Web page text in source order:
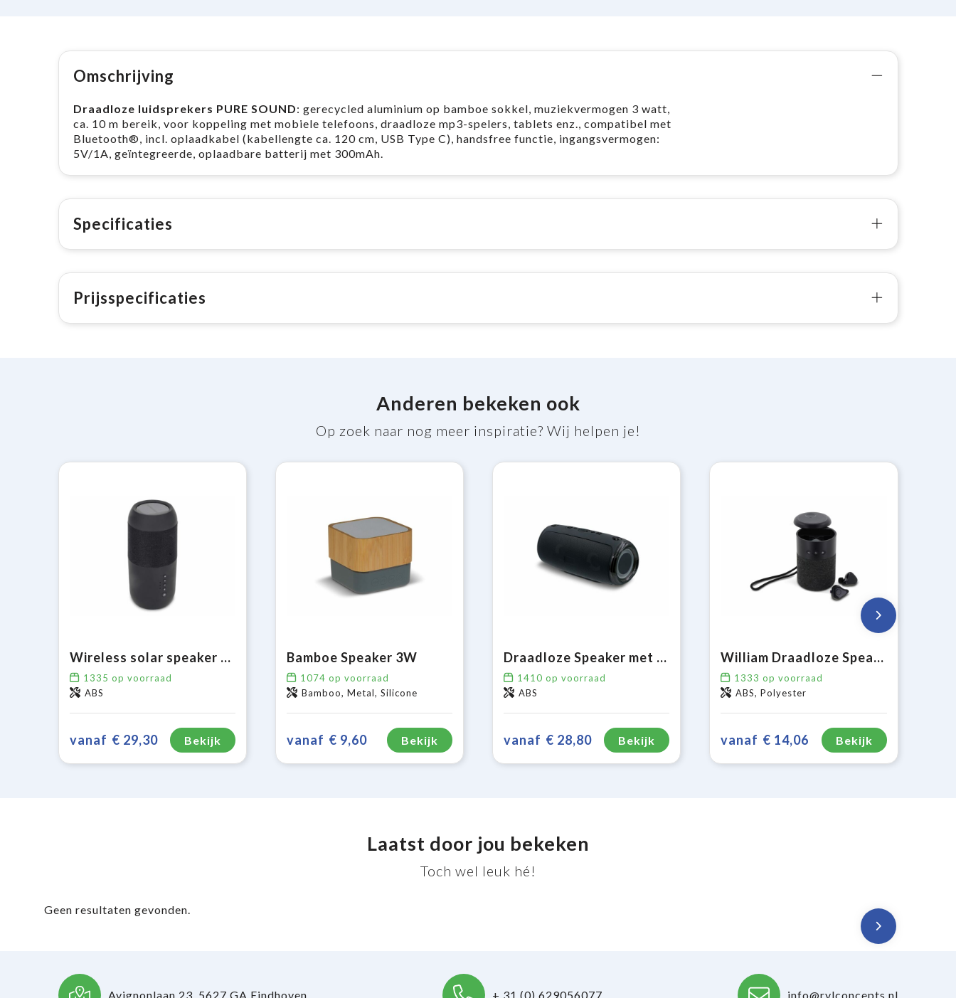
Omschrijving
Draadloze luidsprekers PURE SOUND: gerecycled aluminium op bamboe sokkel, muziekvermogen 3 watt,
ca. 10 m bereik, voor koppeling met mobiele telefoons, draadloze mp3-spelers, tablets enz., compatibel met
Bluetooth®, incl. oplaadkabel (kabellengte ca. 120 cm, USB Type C), handsfree functie, ingangsvermogen:
5V/1A, geïntegreerde, oplaadbare batterij met 300mAh.
Specificaties
Prijsspecificaties
Anderen bekeken ook
Op zoek naar nog meer inspiratie? Wij helpen je!
Wireless solar speaker torch 2x5W IPX6
1335 op voorraad
ABS
vanaf € 29,30 Bekijk
Bamboe Speaker 3W
1074 op voorraad
Bamboo, Metal, Silicone
vanaf € 9,60 Bekijk
Draadloze Speaker met schouderband 20W
1410 op voorraad
ABS
vanaf € 28,80 Bekijk
William Draadloze Speaker met TWS oordopjes
1333 op voorraad
ABS, Polyester
vanaf € 14,06 Bekijk
Laatst door jou bekeken
Toch wel leuk hé!
Geen resultaten gevonden.
Avignonlaan 23, 5627 GA Eindhoven + 31 (0) 629056077 info@rvlconcepts.nl